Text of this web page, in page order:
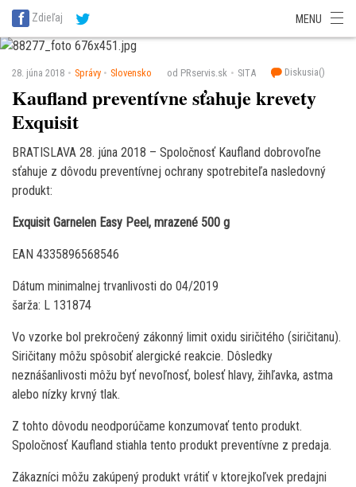
SITA Energetika
SITA Potravinárstvo
Zdieľaj MENU
28. júna 2018 Správy Slovensko od PRservis.sk SITA Diskusia()
Kaufland preventívne sťahuje krevety
Exquisit
BRATISLAVA 28. júna 2018 – Spoločnosť Kaufland dobrovoľne
sťahuje z dôvodu preventívnej ochrany spotrebiteľa nasledovný
produkt:
Exquisit Garnelen Easy Peel, mrazené 500 g
EAN 4335896568546
Dátum minimalnej trvanlivosti do 04/2019
šarža: L 131874
Vo vzorke bol prekročený zákonný limit oxidu siričitého (siričitanu).
Siričitany môžu spôsobiť alergické reakcie. Dôsledky
neznášanlivosti môžu byť nevoľnosť, bolesť hlavy, žihľavka, astma
alebo nízky krvný tlak.
Z tohto dôvodu neodporúčame konzumovať tento produkt.
Spoločnosť Kaufland stiahla tento produkt preventívne z predaja.
Zákazníci môžu zakúpený produkt vrátiť v ktorejkoľvek predajni